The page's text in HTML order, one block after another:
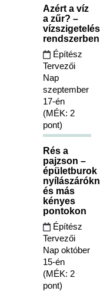
Azért a víz
a zűr? –
Építész
Tervezői
Nap
szeptember
17-én
(MÉK: 2
pont)
Rés a
pajzson –
épületburok
és más
kényes
pontokon
Építész
Tervezői
Nap október
15-én
(MÉK: 2
pont)